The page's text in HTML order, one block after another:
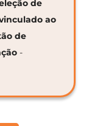
de
ao
de
-